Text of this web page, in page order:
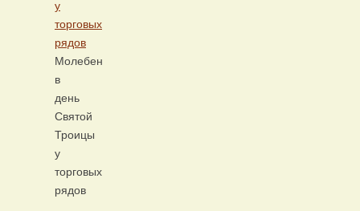
Молебен
в
день
Святой
Троицы
у
торговых
рядов